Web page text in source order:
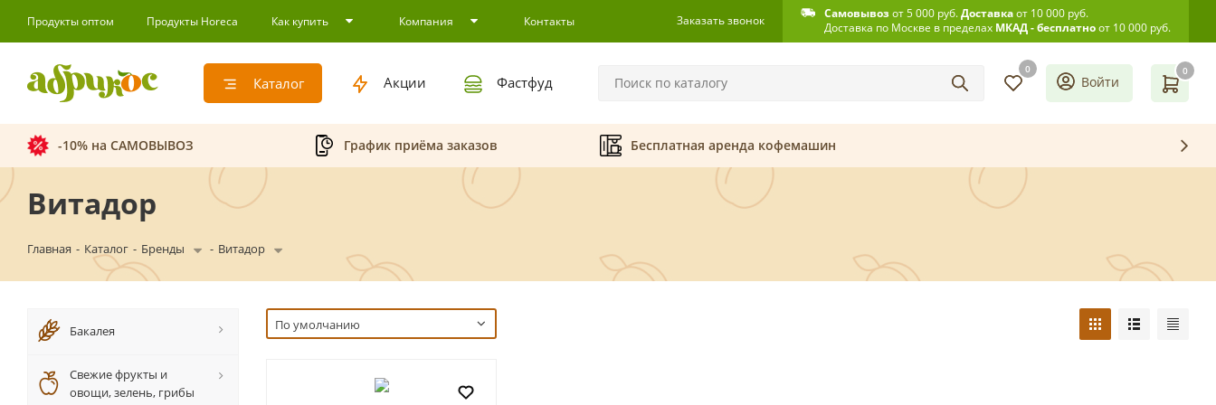
Продукты оптом Продукты Horeca Как купить Компания Контакты Заказать звонок Самовывозот 5 000 руб.Доставкаот 10 000 руб.
Доставка по Москве в пределах МКАД - бесплатноот 10 000 руб.
Каталог Акции Фастфуд
0 0
Войти
-10% на САМОВЫВОЗ График приёма заказов Бесплатная аренда кофемашин
Витадор
Главная - Каталог - Бренды - Витадор
По умолчанию
Бакалея
Свежие фрукты и
овощи, зелень, грибы